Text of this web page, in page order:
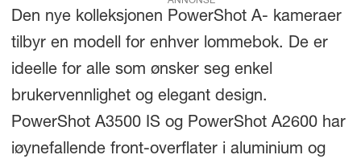
Den nye kolleksjonen PowerShot A- kameraer
tilbyr en modell for enhver lommebok. De er
ideelle for alle som ønsker seg enkel
brukervennlighet og elegant design.
PowerShot A3500 IS og PowerShot A2600 har
iøynefallende front-overflater i aluminium og